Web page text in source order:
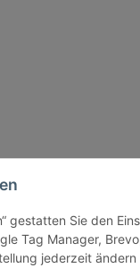
gestatten Sie den
Tag Manager,
jederzeit